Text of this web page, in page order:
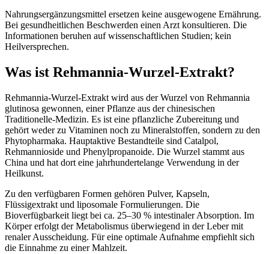
Nahrungsergänzungsmittel ersetzen keine ausgewogene Ernährung.
Bei gesundheitlichen Beschwerden einen Arzt konsultieren. Die
Informationen beruhen auf wissenschaftlichen Studien; kein
Heilversprechen.
Was ist Rehmannia-Wurzel-Extrakt?
Rehmannia-Wurzel-Extrakt wird aus der Wurzel von Rehmannia
glutinosa gewonnen, einer Pflanze aus der chinesischen
Traditionelle-Medizin. Es ist eine pflanzliche Zubereitung und
gehört weder zu Vitaminen noch zu Mineralstoffen, sondern zu den
Phytopharmaka. Hauptaktive Bestandteile sind Catalpol,
Rehmannioside und Phenylpropanoide. Die Wurzel stammt aus
China und hat dort eine jahrhundertelange Verwendung in der
Heilkunst.
Zu den verfügbaren Formen gehören Pulver, Kapseln,
Flüssigextrakt und liposomale Formulierungen. Die
Bioverfügbarkeit liegt bei ca. 25–30 % intestinaler Absorption. Im
Körper erfolgt der Metabolismus überwiegend in der Leber mit
renaler Ausscheidung. Für eine optimale Aufnahme empfiehlt sich
die Einnahme zu einer Mahlzeit.